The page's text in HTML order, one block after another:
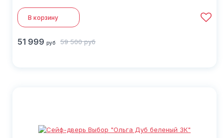
В корзину
51 999 руб 59 500 руб